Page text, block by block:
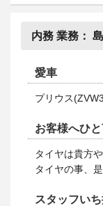
内務 業務：
愛車
プリウス
お客様へひ
タイヤは貴方
タイヤの事、
スタッフい